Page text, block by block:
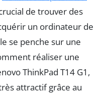
de trouver des
un ordinateur de
se penche sur une
réaliser une
ThinkPad T14 G1,
attractif grâce au